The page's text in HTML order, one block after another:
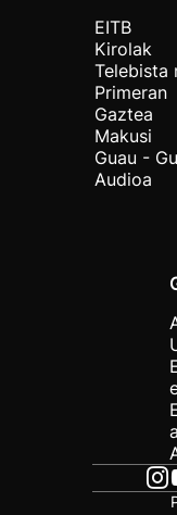
EITB
Kirolak
Telebista
Primeran
Gaztea
Makusi
Guau -
Audioa